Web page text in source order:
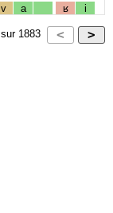
v a ʁ i
sur 1883